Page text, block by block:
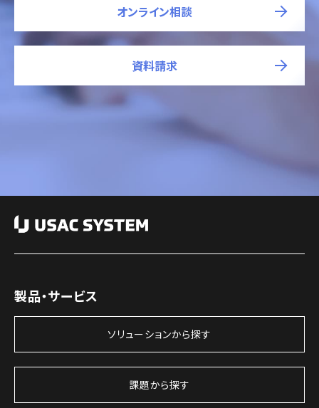
オンライン相談
資料請求
製品・サービス
ソリューションから探す
課題から探す